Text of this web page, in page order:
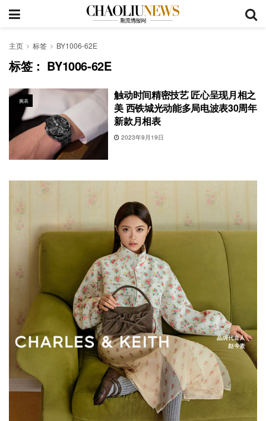
主页 标签 BY1006-62E
标签： BY1006-62E
腕表
触动时间精密技艺 匠心呈现月相之
美 西铁城光动能多局电波表30周年
新款月相表
2023年9月19日